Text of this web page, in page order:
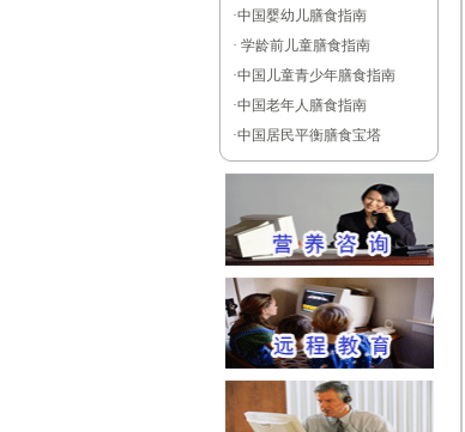
·中国婴幼儿膳食指南
· 学龄前儿童膳食指南
·中国儿童青少年膳食指南
·中国老年人膳食指南
·中国居民平衡膳食宝塔